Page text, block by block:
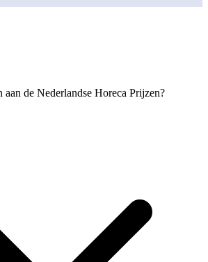
aan de Nederlandse Horeca Prijzen?